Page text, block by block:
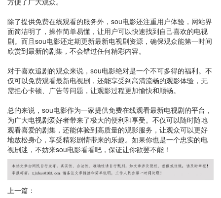
除了提供免费在线观看的服务外，sou电影还注重用户体验，网站界
面简洁明了，操作简单易懂，让用户可以快速找到自己喜欢的电视
剧。而且sou电影还定期更新最新电视剧资源，确保观众能第一时间
欣赏到最新的剧集，不会错过任何精彩内容。
对于喜欢追剧的观众来说，sou电影绝对是一个不可多得的福利。不
仅可以免费观看最新电视剧，还能享受到高清流畅的观影体验，无
需担心卡顿、广告等问题，让观影过程更加愉快和顺畅。
总的来说，sou电影作为一家提供免费在线观看最新电视剧的平台，
为广大电视剧爱好者带来了极大的便利和享受。不仅可以随时随地
观看喜爱的剧集，还能体验到高质量的观影服务，让观众可以更好
地放松身心，享受精彩剧情带来的乐趣。如果你也是一个忠实的电
视剧迷，不妨来sou电影看看吧，保证让你欲罢不能！
上一篇：